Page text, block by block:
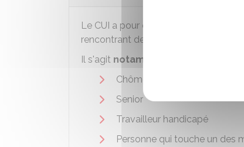
Le CUI a pour objet de faciliter
rencontrant des difficultés sociales
Il s'agit notamment
Chômeur de longue durée
Senior
Travailleur handicapé
Personne qui touche un des